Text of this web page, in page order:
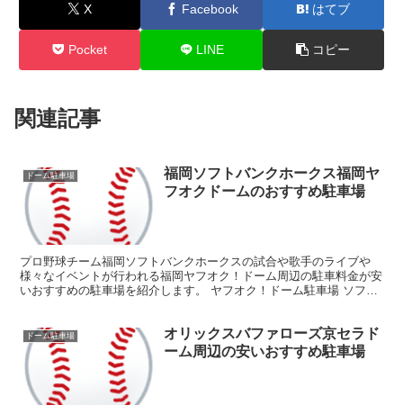
X Facebook はてブ
Pocket LINE コピー
関連記事
ドーム駐車場
福岡ソフトバンクホークス福岡ヤ
フオクドームのおすすめ駐車場
プロ野球チーム福岡ソフトバンクホークスの試合や歌手のライブや
様々なイベントが行われる福岡ヤフオク！ドーム周辺の駐車料金が安
いおすすめの駐車場を紹介します。 ヤフオク！ドーム駐車場 ソフト
ドーム駐車場
オリックスバファローズ京セラド
ーム周辺の安いおすすめ駐車場